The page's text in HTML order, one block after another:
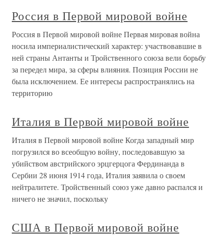
Россия в Первой мировой войне
Россия в Первой мировой войне Первая мировая война
носила империалистический характер: участвовавшие в
ней страны Антанты и Тройственного союза вели борьбу
за передел мира, за сферы влияния. Позиция России не
была исключением. Ее интересы распространялись на
территорию
Италия в Первой мировой войне
Италия в Первой мировой войне Когда западный мир
погрузился во всеобщую войну, последовавшую за
убийством австрийского эрцгерцога Фердинанда в
Сербии 28 июня 1914 года, Италия заявила о своем
нейтралитете. Тройственный союз уже давно распался и
ничего не значил, поскольку
США в Первой мировой войне